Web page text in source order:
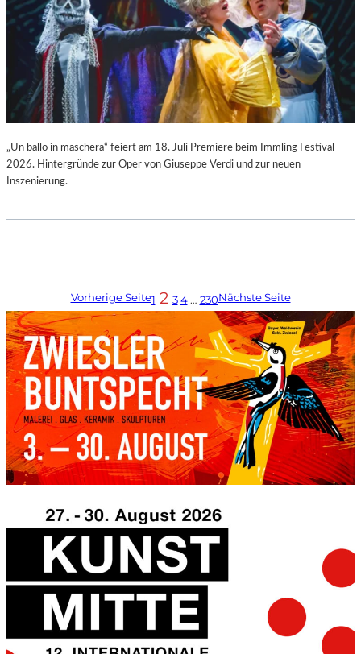
„Un ballo in maschera“ feiert am 18. Juli Premiere beim Immling Festival
2026. Hintergründe zur Oper von Giuseppe Verdi und zur neuen
Inszenierung.
Vorherige Seite1 2 3 4 … 230Nächste Seite